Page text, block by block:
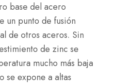
base del acero
un punto de fusión
de otros aceros. Sin
de zinc se
mucho más baja
se expone a altas